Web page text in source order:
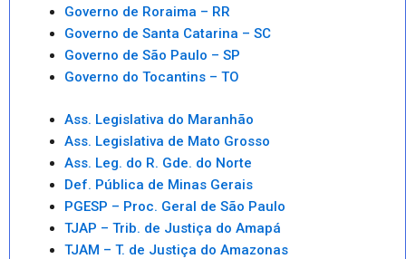
Governo de Roraima – RR
Governo de Santa Catarina – SC
Governo de São Paulo – SP
Governo do Tocantins – TO
Ass. Legislativa do Maranhão
Ass. Legislativa de Mato Grosso
Ass. Leg. do R. Gde. do Norte
Def. Pública de Minas Gerais
PGESP – Proc. Geral de São Paulo
TJAP – Trib. de Justiça do Amapá
TJAM – T. de Justiça do Amazonas